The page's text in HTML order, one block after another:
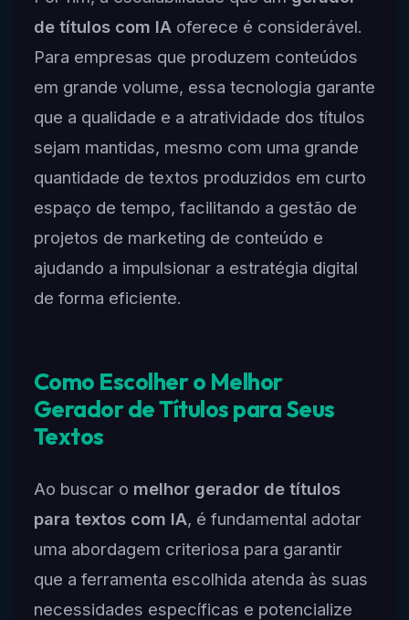
de títulos com IAoferece é considerável.
Para empresas que produzem conteúdos
em grande volume, essa tecnologia garante
que a qualidade e a atratividade dos títulos
sejam mantidas, mesmo com uma grande
quantidade de textos produzidos em curto
espaço de tempo, facilitando a gestão de
projetos de marketing de conteúdo e
ajudando a impulsionar a estratégia digital
de forma eficiente.
Como Escolher o Melhor
Gerador de Títulos para Seus
Textos
Ao buscar o melhor gerador de títulos
para textos com IA, é fundamental adotar
uma abordagem criteriosa para garantir
que a ferramenta escolhida atenda às suas
necessidades específicas e potencialize